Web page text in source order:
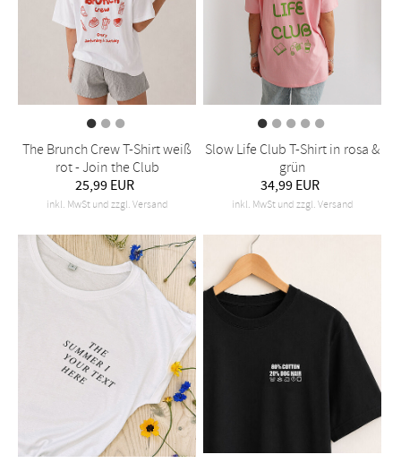
The Brunch Crew T-Shirt weiß
rot - Join the Club
25,99 EUR
inkl. MwSt und zzgl. Versand
Slow Life Club T-Shirt in rosa &
grün
34,99 EUR
inkl. MwSt und zzgl. Versand